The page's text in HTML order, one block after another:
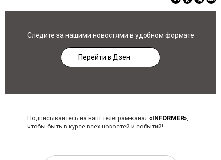
Следите за нашими новостями в удобном формате
Перейти в Дзен
Подписывайтесь на наш телеграм-канал «INFORMER»,
чтобы быть в курсе всех новостей и событий!